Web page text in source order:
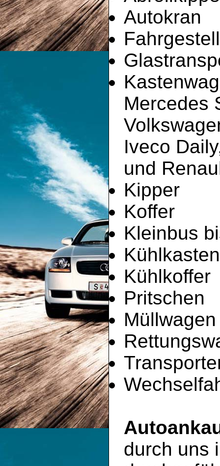
Autokran
Fahrgestell
Mercedes
Iveco
und
Kipper
Koffer
Kleinbus
Kühlkoffer
Pritschen
Müllwagen
durch uns